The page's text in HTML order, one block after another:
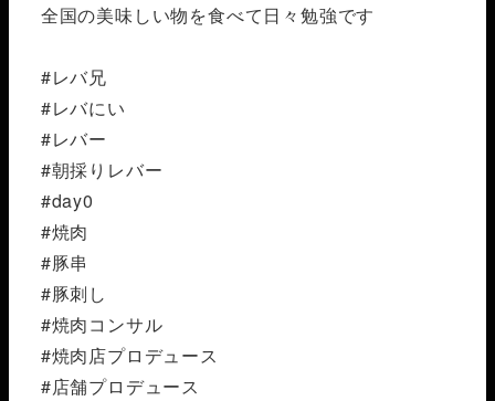
全国の美味しい物を食べて日々勉強です
#レバ兄
#レバにい
#レバー
#朝採りレバー
#day0
#焼肉
#豚串
#豚刺し
#焼肉コンサル
#焼肉店プロデュース
#店舗プロデュース